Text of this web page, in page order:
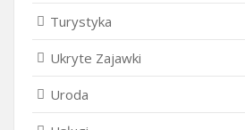
Turystyka
Ukryte Zajawki
Uroda